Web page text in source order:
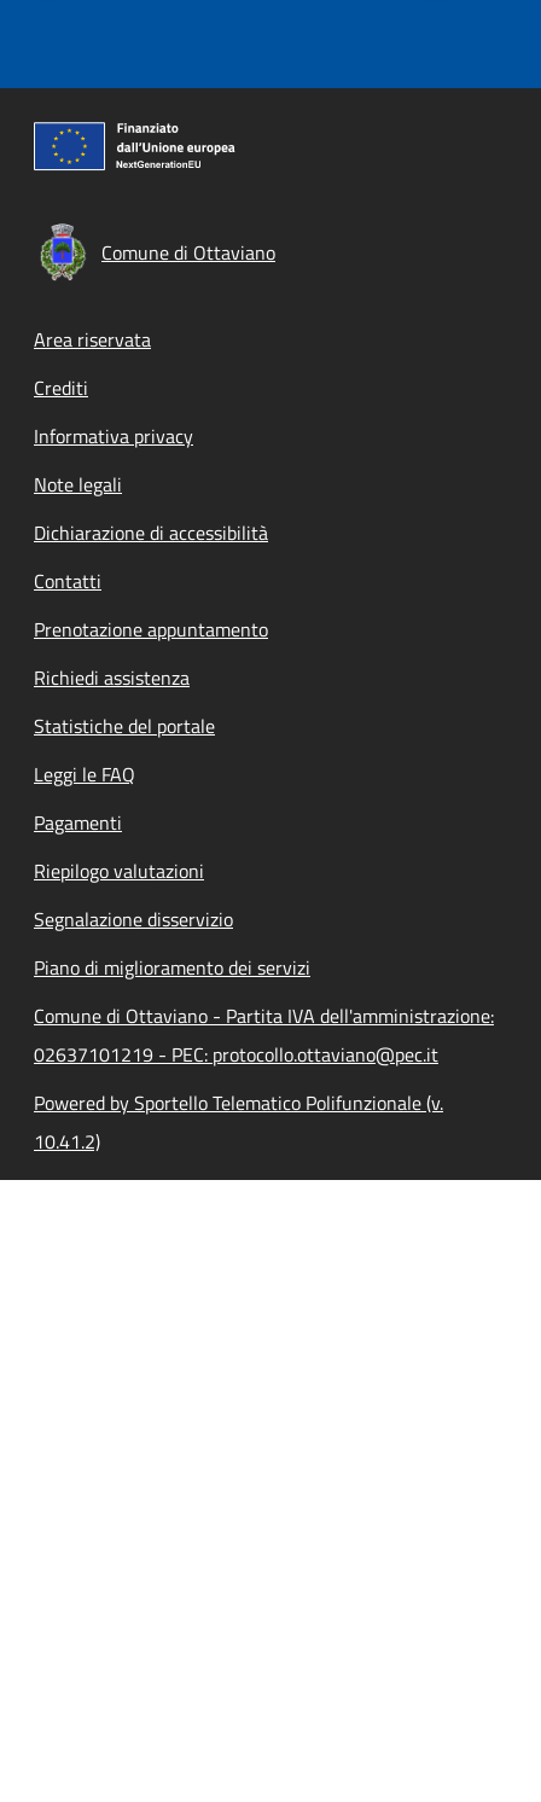
Comune di Ottaviano
Footer menu
Area riservata
Crediti
Informativa privacy
Note legali
Dichiarazione di accessibilità
Contatti
Prenotazione appuntamento
Richiedi assistenza
Statistiche del portale
Leggi le FAQ
Pagamenti
Riepilogo valutazioni
Segnalazione disservizio
Piano di miglioramento dei servizi
Comune di Ottaviano - Partita IVA dell'amministrazione:
02637101219 - PEC: protocollo.ottaviano@pec.it
Powered by Sportello Telematico Polifunzionale (v.
10.41.2)